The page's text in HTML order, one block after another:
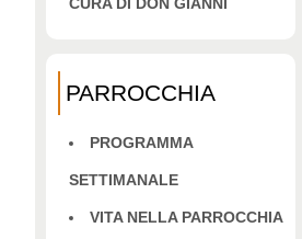
CURA DI DON GIANNI
PARROCCHIA
PROGRAMMA
SETTIMANALE
VITA NELLA PARROCCHIA